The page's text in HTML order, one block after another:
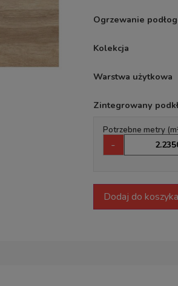
Ogrzewanie
Kolekcja
Warstwa użytkowa
Zintegrowany
Potrzebne metry
-
Dodaj do koszyka